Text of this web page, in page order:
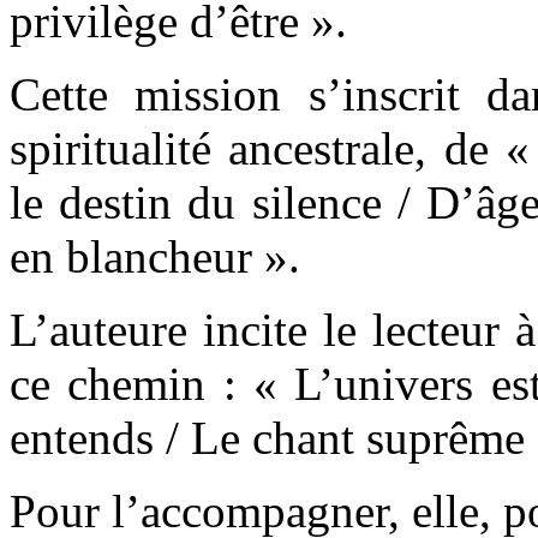
privilège d’être ».
Cette mission s’inscrit
spiritualité ancestrale, de
le destin du silence /
en blancheur ».
L’auteure incite le lecteur
ce chemin : « L’univers
entends / Le chant
Pour l’accompagner, elle,